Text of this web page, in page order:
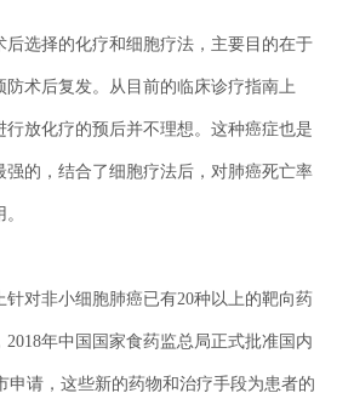
选择的化疗和细胞疗法，主要目的在于
防术后复发。从目前的临床诊疗指南上
行放化疗的预后并不理想。这种癌症也是
强的，结合了细胞疗法后，对肺癌死亡率
对非小细胞肺癌已有20种以上的靶向药
年中国国家食药监总局正式批准国内
申请，这些新的药物和治疗手段为患者的